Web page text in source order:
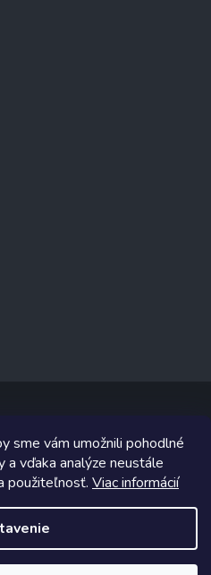
sme vám umožnili pohodlné
vďaka analýze neustále
použiteľnosť. Viac informácií
. Všetky práva vyhradené.
implementoval Tomáš Hlad
.
Shoptet